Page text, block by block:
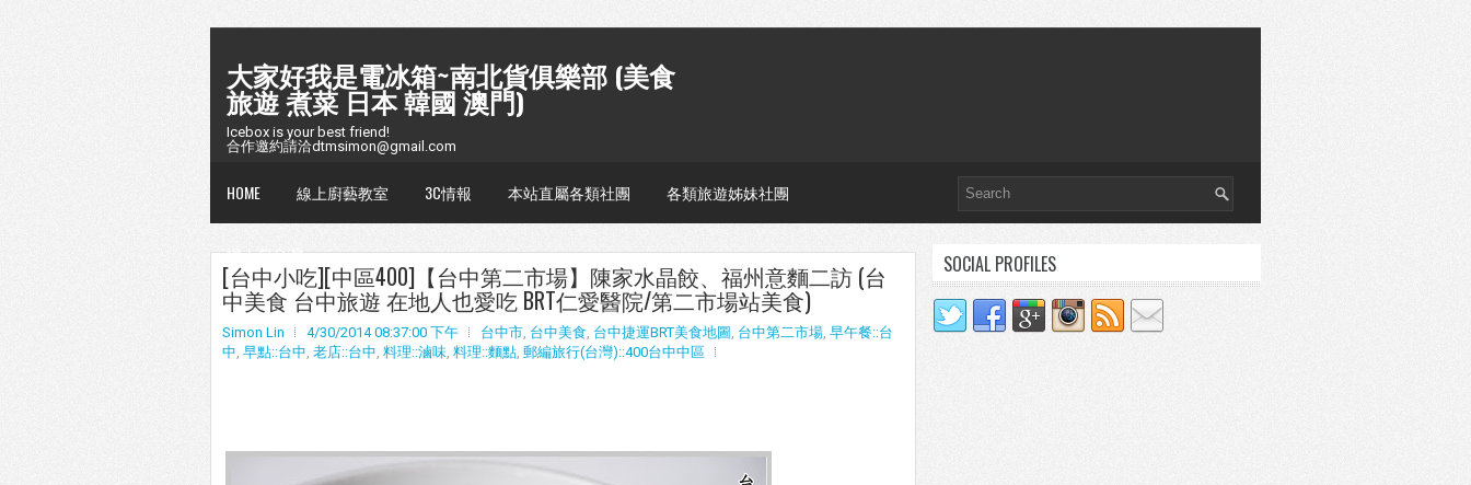
大家好我是電冰箱~南北貨俱樂部 (美食
旅遊 煮菜 日本 韓國 澳門)
Icebox is your best friend!
合作邀約請洽dtmsimon@gmail.com
HOME 線上廚藝教室 3C情報 本站直屬各類社團 各類旅遊姊妹社團
懶人包台灣
[台中小吃][中區400]【台中第二市場】陳家水晶餃、福州意麵二訪 (台
中美食 台中旅遊 在地人也愛吃 BRT仁愛醫院/第二市場站美食)
Simon Lin 4/30/2014 08:37:00 下午 台中市, 台中美食, 台中捷運BRT美食地圖 , 台中第二市場, 早午餐::台
中, 早點::台中, 老店::台中, 料理::滷味, 料理::麵點, 郵編旅行(台灣)::400台中中區
SOCIAL PROFILES